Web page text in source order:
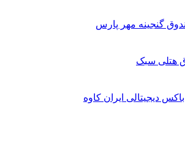
گنجینه مهر پارس
هتلی سبک
دیجیتالی ایران کاوه